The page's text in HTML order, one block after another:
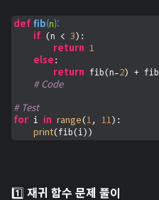
def fib(n):
if (n < 3):
return 1
else :
return fib(n-2) +
# Code
# Test
for i in range(1 , 11 ):
print(fib(i))
1️⃣ 재귀 함수 문제 풀이